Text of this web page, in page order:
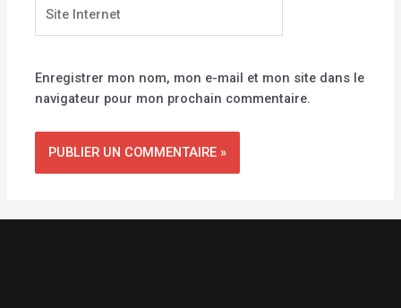
Internet
Enregistrer mon nom, mon e-mail et mon site dans le
navigateur pour mon prochain commentaire.